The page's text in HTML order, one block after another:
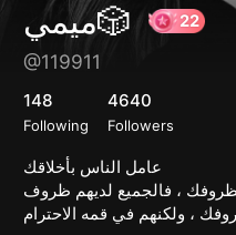
ميمي🎲
@119911
148
Following
4640
Followers
عامل ⁧‫الناس‬⁩ بأخلاقك
، فالجميع لديهم ظروف